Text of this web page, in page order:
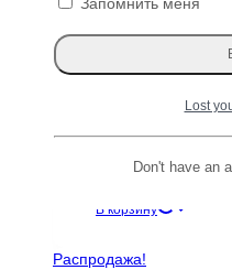
Брусок
цена
2210 ₽.
цена:
В корзину
Распродажа!
Lost
Don't have an